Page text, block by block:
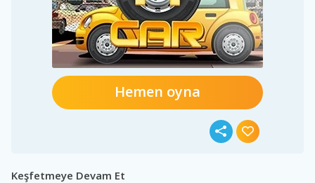
Hemen oyna
Keşfetmeye Devam Et